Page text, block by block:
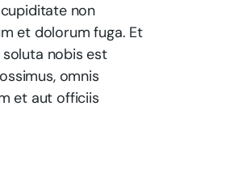
non
et dolorum fuga. Et
nobis est
omnis
et aut officiis